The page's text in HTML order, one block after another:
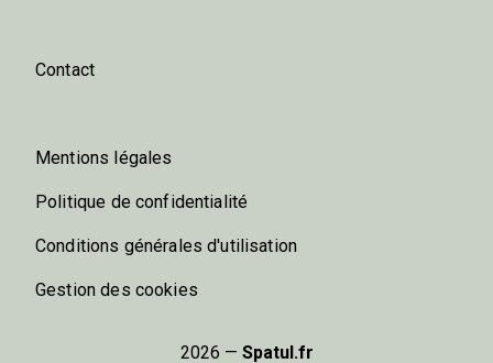
Contact
Mentions légales
Politique de confidentialité
Conditions générales d'utilisation
Gestion des cookies
2026 — Spatul.fr